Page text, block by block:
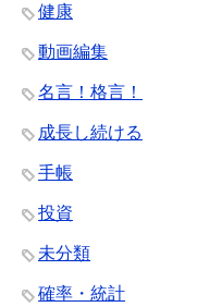
健康
動画編集
名言！格言！
成長し続ける
手帳
投資
未分類
確率・統計